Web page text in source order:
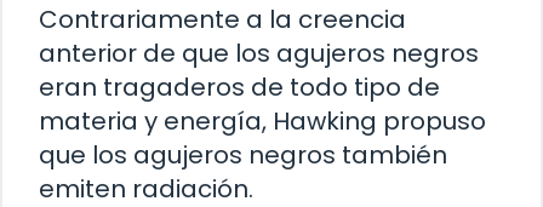
Contrariamente a la creencia
anterior de que los agujeros negros
eran tragaderos de todo tipo de
materia y energía, Hawking propuso
que los agujeros negros también
emiten radiación.